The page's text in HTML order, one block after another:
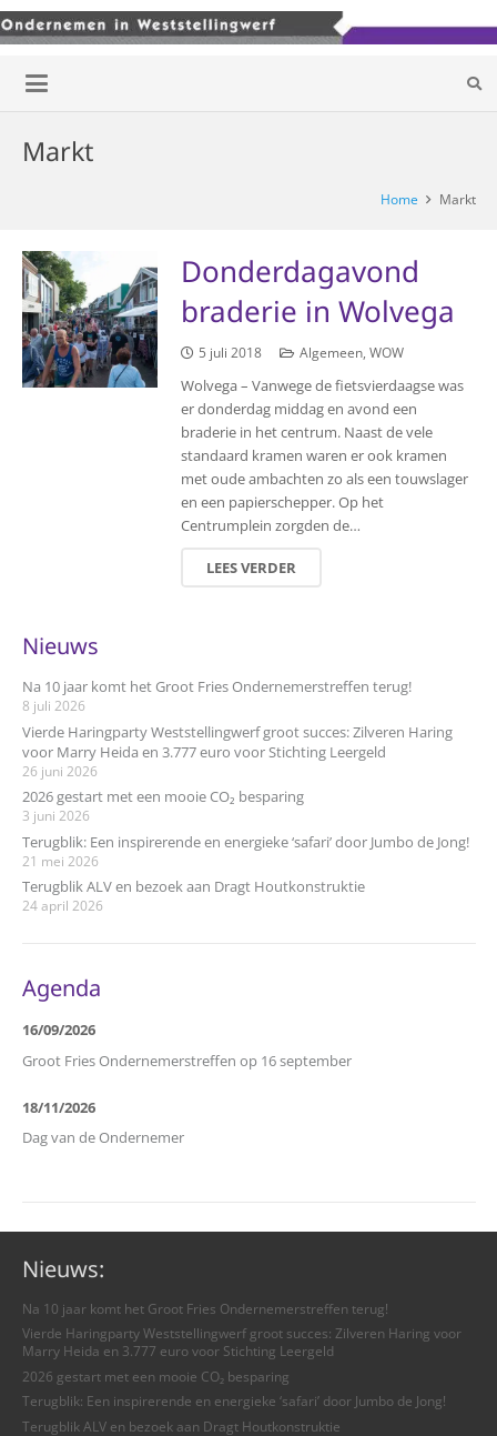
Markt
Home Markt
Donderdagavond
braderie in Wolvega
5 juli 2018 Algemeen, WOW
Wolvega – Vanwege de fietsvierdaagse was
er donderdag middag en avond een
braderie in het centrum. Naast de vele
standaard kramen waren er ook kramen
met oude ambachten zo als een touwslager
en een papierschepper. Op het
Centrumplein zorgden de…
LEES VERDER
Nieuws
Na 10 jaar komt het Groot Fries Ondernemerstreffen terug!
8 juli 2026
Vierde Haringparty Weststellingwerf groot succes: Zilveren Haring
voor Marry Heida en 3.777 euro voor Stichting Leergeld
26 juni 2026
2026 gestart met een mooie CO₂ besparing
3 juni 2026
Terugblik: Een inspirerende en energieke ‘safari’ door Jumbo de Jong!
21 mei 2026
Terugblik ALV en bezoek aan Dragt Houtkonstruktie
24 april 2026
Agenda
16/09/2026
Groot Fries Ondernemerstreffen op 16 september
18/11/2026
Dag van de Ondernemer
Nieuws:
Na 10 jaar komt het Groot Fries Ondernemerstreffen terug!
Vierde Haringparty Weststellingwerf groot succes: Zilveren Haring voor
Marry Heida en 3.777 euro voor Stichting Leergeld
2026 gestart met een mooie CO₂ besparing
Terugblik: Een inspirerende en energieke ‘safari’ door Jumbo de Jong!
Terugblik ALV en bezoek aan Dragt Houtkonstruktie